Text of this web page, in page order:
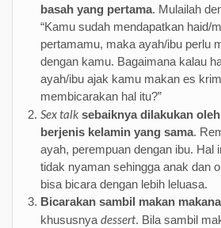
basah yang pertama. Mulailah
“Kamu sudah mendapatkan haid/
pertamamu, maka ayah/ibu perlu
dengan kamu. Bagaimana kalau
ayah/ibu ajak kamu makan es
membicarakan hal itu?”
Sex talk sebaiknya dilakukan
berjenis kelamin yang sama.
ayah, perempuan dengan ibu. Hal
tidak nyaman sehingga anak dan
bisa bicara dengan lebih leluasa.
Bicarakan sambil makan
khususnya dessert. Bila sambil